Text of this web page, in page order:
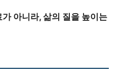
아니라, 삶의 질을 높이는